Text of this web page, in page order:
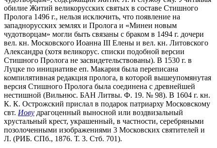
обилие Житий великорусских святых в составе Стишного
Пролога 1496 г., нельзя исключить, что появление на
западнорусских землях и Пролога и «Минеи новым
чудотворцам» могли быть связаны с браком в 1494 г. дочери
вел. кн. Московского Иоанна III Елены и вел. кн. Литовского
Александра (хотя великорус. списки подобной версии
Стишного Пролога не засвидетельствованы). В 1530 г. в
Луцке по инициативе еп. Макария была переписана
компилятивная редакция пролога, в которой вышеупомянутая
версия Стишного Пролога была соединена с древнейшей
нестишной (Вильнюс. БАН Литвы. Ф. 19. № 98). В 1604 г. кн.
К. К. Острожский прислал в подарок патриарху Московскому
свт. Иову драгоценный выносной или воздвизальный
хрустальный крест, украшенный, в частности, серебряными
позолоченными изображениями 3 Московских святителей и
Л. (РИБ. СПб., 1876. Т. 3. Стб. 701).